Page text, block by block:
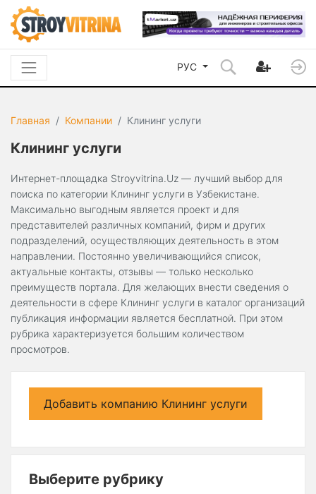
РУС
Главная Компании Клининг услуги
Клининг услуги
Интернет-площадка Stroyvitrina.Uz — лучший выбор для
поиска по категории Клининг услуги в Узбекистане.
Максимально выгодным является проект и для
представителей различных компаний, фирм и других
подразделений, осуществляющих деятельность в этом
направлении. Постоянно увеличивающийся список,
актуальные контакты, отзывы — только несколько
преимуществ портала. Для желающих внести сведения о
деятельности в сфере Клининг услуги в каталог организаций
публикация информации является бесплатной. При этом
рубрика характеризуется большим количеством
просмотров.
Добавить компанию Клининг услуги
Выберите рубрику